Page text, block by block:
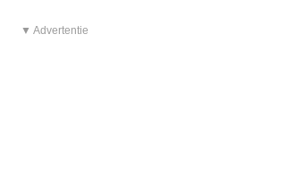
▼ Advertentie